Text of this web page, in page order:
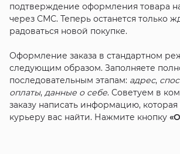
подтверждение оформления товара
через СМС. Теперь останется только
радоваться новой покупке.
Оформление заказа в стандартном
следующим образом. Заполняете
последовательным этапам: адрес,
оплаты, данные о себе. Советуем в
заказу написать информацию,
курьеру вас найти. Нажмите кнопку